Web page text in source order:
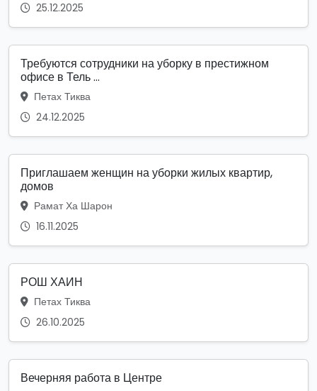
25.12.2025
Требуются сотрудники на уборку в престижном
офисе в Тель ...
Петах Тиква
24.12.2025
Приглашаем женщин на уборки жилых квартир,
домов
Рамат Ха Шарон
16.11.2025
РОШ ХАИН
Петах Тиква
26.10.2025
Вечерняя работа в Центре